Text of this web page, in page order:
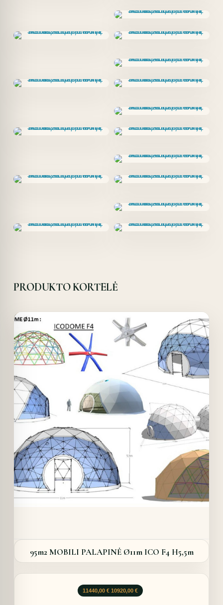
PRODUKTO KORTELĖ
Details
Offer!
Quick View
95m2 MOBILI PALAPINĖ Ø11m ICO F4 H5,5m
11440,00 € Original
10920,00 €Current